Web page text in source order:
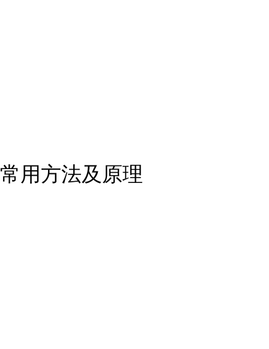
常用方法及原理